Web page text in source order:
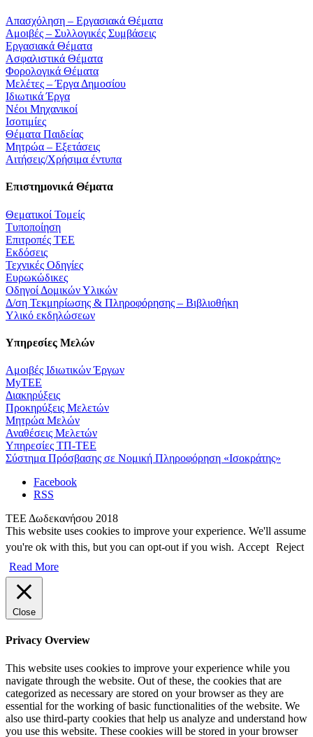
Απασχόληση – Εργασιακά Θέματα
Αμοιβές – Συλλογικές Συμβάσεις
Εργασιακά Θέματα
Ασφαλιστικά Θέματα
Φορολογικά Θέματα
Μελέτες – Έργα Δημοσίου
Ιδιωτικά Έργα
Νέοι Μηχανικοί
Ισοτιμίες
Θέματα Παιδείας
Μητρώα – Εξετάσεις
Αιτήσεις/Χρήσιμα έντυπα
Επιστημονικά Θέματα
Θεματικοί Τομείς
Τυποποίηση
Επιτροπές ΤΕΕ
Εκδόσεις
Τεχνικές Οδηγίες
Ευρωκώδικες
Οδηγοί Δομικών Υλικών
Δ/ση Τεκμηρίωσης & Πληροφόρησης – Βιβλιοθήκη
Υλικό εκδηλώσεων
Υπηρεσίες Μελών
Αμοιβές Ιδιωτικών Έργων
MyTEE
Διακηρύξεις
Προκηρύξεις Μελετών
Μητρώα Μελών
Αναθέσεις Μελετών
Υπηρεσίες ΤΠ-ΤΕΕ
Σύστημα Πρόσβασης σε Νομική Πληροφόρηση «Ισοκράτης»
Facebook
RSS
ΤΕΕ Δωδεκανήσου 2018
This website uses cookies to improve your experience. We'll assume
you're ok with this, but you can opt-out if you wish. Accept Reject
Read More
Close
Privacy Overview
This website uses cookies to improve your experience while you
navigate through the website. Out of these, the cookies that are
categorized as necessary are stored on your browser as they are
essential for the working of basic functionalities of the website. We
also use third-party cookies that help us analyze and understand how
you use this website. These cookies will be stored in your browser